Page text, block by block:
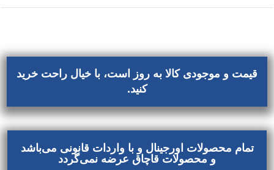
قیمت و موجودی کالا به روز است، با خیال راحت خرید
کنید.
تمام محصولات اورجینال و با واردات قانونی می‌باشد
و محصولات قاچاق عرضه نمی‌گردد